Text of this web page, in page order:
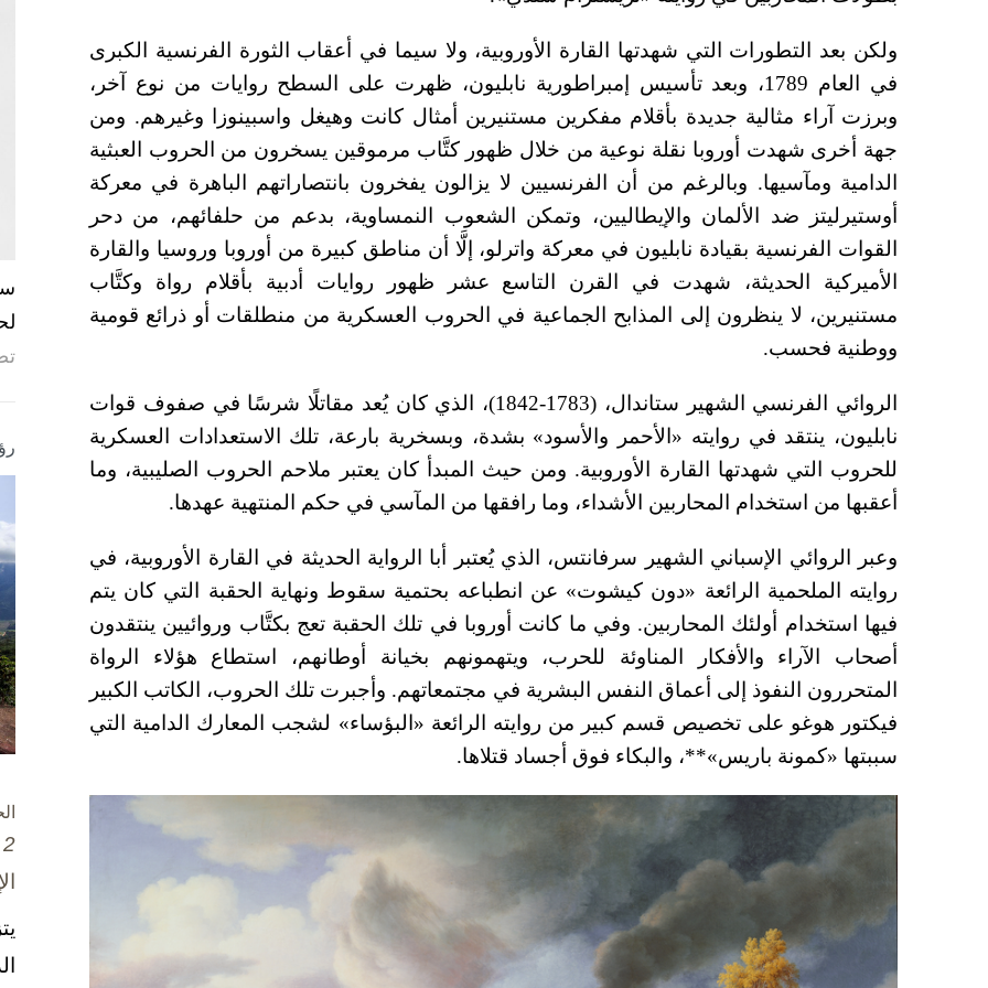
ولكن بعد التطورات التي شهدتها القارة الأوروبية، ولا سيما في أعقاب الثورة الفرنسية الكبرى
في العام 1789، وبعد تأسيس إمبراطورية نابليون، ظهرت على السطح روايات من نوع آخر،
وبرزت آراء مثالية جديدة بأقلام مفكرين مستنيرين أمثال كانت وهيغل واسبينوزا وغيرهم. ومن
جهة أخرى شهدت أوروبا نقلة نوعية من خلال ظهور كتَّاب مرموقين يسخرون من الحروب العبثية
الدامية ومآسيها. وبالرغم من أن الفرنسيين لا يزالون يفخرون بانتصاراتهم الباهرة في معركة
أوستيرليتز ضد الألمان والإيطاليين، وتمكن الشعوب النمساوية، بدعم من حلفائهم، من دحر
القوات الفرنسية بقيادة نابليون في معركة واترلو، إلَّا أن مناطق كبيرة من أوروبا وروسيا والقارة
الأميركية الحديثة، شهدت في القرن التاسع عشر ظهور روايات أدبية بأقلام رواة وكتَّاب
مستنيرين، لا ينظرون إلى المذابح الجماعية في الحروب العسكرية من منطلقات أو ذرائع قومية
ووطنية فحسب.
الروائي الفرنسي الشهير ستاندال، (1783-1842)، الذي كان يُعد مقاتلًا شرسًا في صفوف قوات
نابليون، ينتقد في روايته «الأحمر والأسود» بشدة، وبسخرية بارعة، تلك الاستعدادات العسكرية
للحروب التي شهدتها القارة الأوروبية. ومن حيث المبدأ كان يعتبر ملاحم الحروب الصليبية، وما
أعقبها من استخدام المحاربين الأشداء، وما رافقها من المآسي في حكم المنتهية عهدها.
وعبر الروائي الإسباني الشهير سرفانتس، الذي يُعتبر أبا الرواية الحديثة في القارة الأوروبية، في
روايته الملحمية الرائعة «دون كيشوت» عن انطباعه بحتمية سقوط ونهاية الحقبة التي كان يتم
فيها استخدام أولئك المحاربين. وفي ما كانت أوروبا في تلك الحقبة تعج بكتَّاب وروائيين ينتقدون
أصحاب الآراء والأفكار المناوئة للحرب، ويتهمونهم بخيانة أوطانهم، استطاع هؤلاء الرواة
المتحررون النفوذ إلى أعماق النفس البشرية في مجتمعاتهم. وأجبرت تلك الحروب، الكاتب الكبير
فيكتور هوغو على تخصيص قسم كبير من روايته الرائعة «البؤساء» لشجب المعارك الدامية التي
سببتها «كمونة باريس»**، والبكاء فوق أجساد قتلاها.
2 تشرين الأول / أكتوبر، 2025